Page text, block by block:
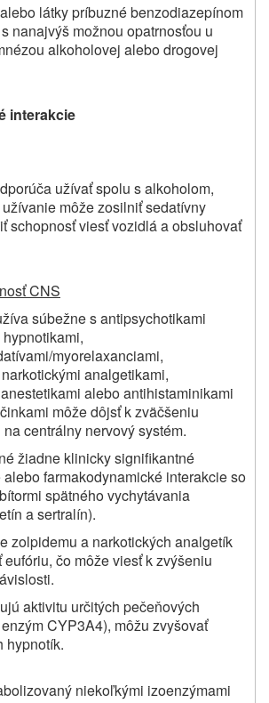
látky príbuzné benzodiazepínom
nanajvýš možnou opatrnosťou u
alkoholovej alebo drogovej
interakcie
užívať spolu s alkoholom,
môže zosilniť sedatívny
schopnosť viesť vozidlá a obsluhovať
CNS
súbežne s antipsychotikami
myorelaxanciami,
analgetikami,
alebo antihistaminikami
môže dôjsť k zväčšeniu
centrálny nervový systém.
žiadne klinicky signifikantné
farmakodynamické interakcie so
spätného vychytávania
a sertralín).
zolpidemu a narkotických analgetík
čo môže viesť k zvýšeniu
aktivitu určitých pečeňových
CYP3A4), môžu zvyšovať
hypnotík.
niekoľkými izoenzýmami